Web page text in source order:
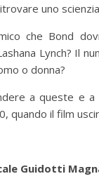
uno
che Bond
Lynch? Il
o donna?
a queste e
quando il film
Guidotti